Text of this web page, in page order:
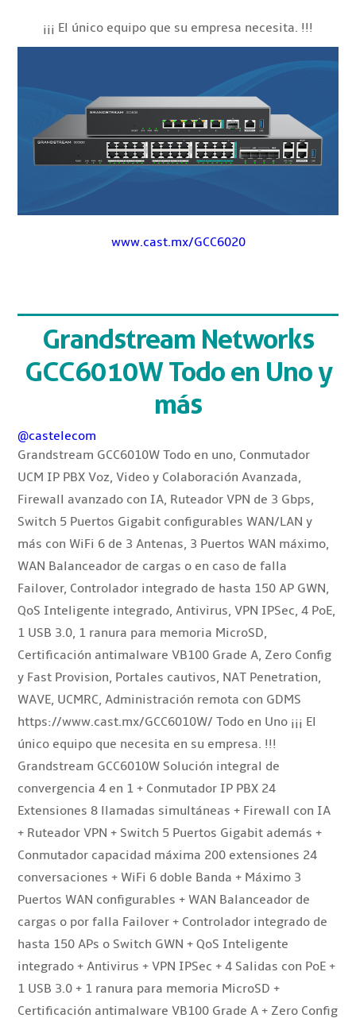
¡¡¡ El único equipo que su empresa necesita. !!!
www.cast.mx/GCC6020
Grandstream Networks
GCC6010W Todo en Uno y
más
@castelecom
Grandstream GCC6010W Todo en uno, Conmutador
UCM IP PBX Voz, Video y Colaboración Avanzada,
Firewall avanzado con IA, Ruteador VPN de 3 Gbps,
Switch 5 Puertos Gigabit configurables WAN/LAN y
más con WiFi 6 de 3 Antenas, 3 Puertos WAN máximo,
WAN Balanceador de cargas o en caso de falla
Failover, Controlador integrado de hasta 150 AP GWN,
QoS Inteligente integrado, Antivirus, VPN IPSec, 4 PoE,
1 USB 3.0, 1 ranura para memoria MicroSD,
Certificación antimalware VB100 Grade A, Zero Config
y Fast Provision, Portales cautivos, NAT Penetration,
WAVE, UCMRC, Administración remota con GDMS
https://www.cast.mx/GCC6010W/ Todo en Uno ¡¡¡ El
único equipo que necesita en su empresa. !!!
Grandstream GCC6010W Solución integral de
convergencia 4 en 1 + Conmutador IP PBX 24
Extensiones 8 llamadas simultáneas + Firewall con IA
+ Ruteador VPN + Switch 5 Puertos Gigabit además +
Conmutador capacidad máxima 200 extensiones 24
conversaciones + WiFi 6 doble Banda + Máximo 3
Puertos WAN configurables + WAN Balanceador de
cargas o por falla Failover + Controlador integrado de
hasta 150 APs o Switch GWN + QoS Inteligente
integrado + Antivirus + VPN IPSec + 4 Salidas con PoE +
1 USB 3.0 + 1 ranura para memoria MicroSD +
Certificación antimalware VB100 Grade A + Zero Config